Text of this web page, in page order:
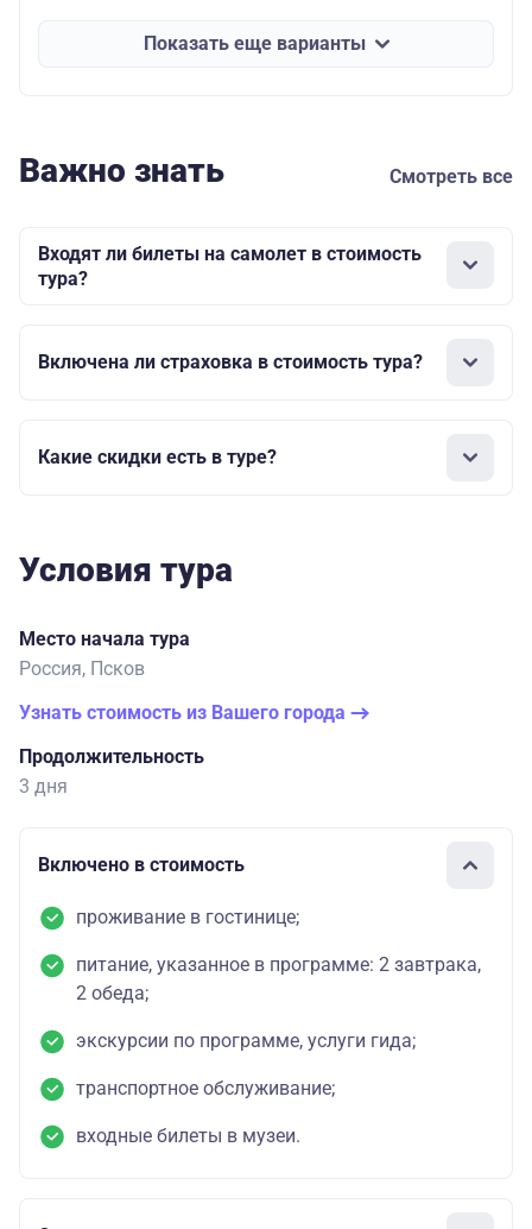
Показать еще варианты
Важно знать Смотреть все
Входят ли билеты на самолет в стоимость
тура?
Включена ли страховка в стоимость тура?
Какие скидки есть в туре?
Условия тура
Место начала тура
Россия, Псков
Узнать стоимость из Вашего города
Продолжительность
3 дня
Включено в стоимость
проживание в гостинице;
питание, указанное в программе: 2 завтрака,
2 обеда;
экскурсии по программе, услуги гида;
транспортное обслуживание;
входные билеты в музеи.